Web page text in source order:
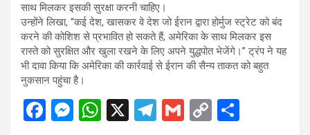
साथ मिलकर इसकी सुरक्षा करनी चाहिए।
उन्होंने लिखा, “कई देश, खासकर वे देश जो ईरान द्वारा होर्मुज स्ट्रेट को बंद
करने की कोशिश से प्रभावित हो सकते हैं, अमेरिका के साथ मिलकर इस
रास्ते को सुरक्षित और खुला रखने के लिए अपने युद्धपोत भेजेंगे।” ट्रंप ने यह
भी दावा किया कि अमेरिका की कार्रवाई से ईरान की सैन्य ताकत को बहुत
नुकसान पहुंचा है।
F
M W X
T
G
C